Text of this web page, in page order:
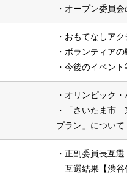
・オープン委員
・おもてなしア
・ボランティア
・今後のイベン
・オリンピック
・「さいたま市
プラン」について
・正副委員長互選
互選結果【渋谷